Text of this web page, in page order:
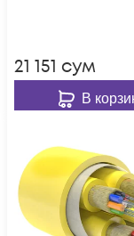
21 151 сум
В